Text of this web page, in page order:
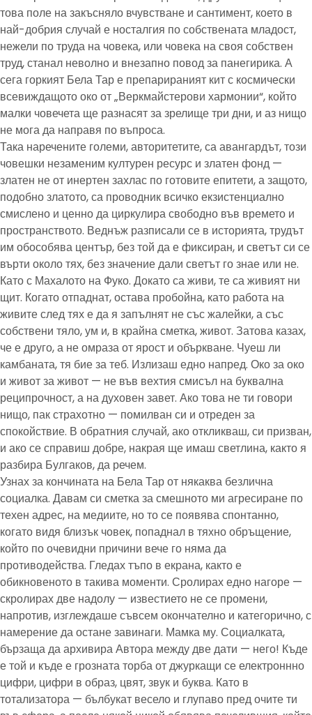
това поле на закъсняло вчувстване и сантимент, което в
най-добрия случай е носталгия по собствената младост,
нежели по труда на човека, или човека на своя собствен
труд, станал неволно и внезапно повод за панегирика. А
сега горкият Бела Тар е препарираният кит с космически
всевиждащото око от „Веркмайстерови хармонии“, който
малки човечета ще разнасят за зрелище три дни, и аз нищо
не мога да направя по въпроса.
Така наречените големи, авторитетите, са авангардът, този
човешки незаменим културен ресурс и златен фонд —
златен не от инертен захлас по готовите епитети, а защото,
подобно златото, са проводник всичко екзистенциално
смислено и ценно да циркулира свободно във времето и
пространството. Веднъж разписали се в историята, трудът
им обособява център, без той да е фиксиран, и светът си се
върти около тях, без значение дали светът го знае или не.
Като с Махалото на Фуко. Докато са живи, те са живият ни
щит. Когато отпаднат, остава пробойна, като работа на
живите след тях е да я запълнят не със жалейки, а със
собствени тяло, ум и, в крайна сметка, живот. Затова казах,
че е друго, а не омраза от ярост и объркване. Чуеш ли
камбаната, тя бие за теб. Излизаш едно напред. Око за око
и живот за живот — не във вехтия смисъл на буквална
реципрочност, а на духовен завет. Ако това не ти говори
нищо, пак страхотно — помилван си и отреден за
спокойствие. В обратния случай, ако откликваш, си призван,
и ако се справиш добре, накрая ще имаш светлина, както я
разбира Булгаков, да речем.
Узнах за кончината на Бела Тар от някаква безлична
социалка. Давам си сметка за смешното ми агресиране по
техен адрес, на медиите, но то се появява спонтанно,
когато видя близък човек, попаднал в тяхно обръщение,
който по очевидни причини вече го няма да
противодейства. Гледах тъпо в екрана, както е
обикновеното в такива моменти. Сролирах едно нагоре —
скролирах две надолу — известието не се промени,
напротив, изглеждаше съвсем окончателно и категорично, с
намерение да остане завинаги. Мамка му. Социалката,
бързаща да архивира Автора между две дати — него! Къде
е той и къде е грозната торба от джуркащи се електроннно
цифри, цифри в образ, цвят, звук и буква. Като в
тотализатора — бълбукат весело и глупаво пред очите ти